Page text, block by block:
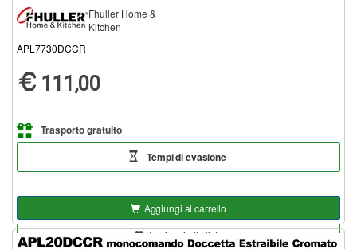
Fhuller Home &
Kitchen
APL7730DCCR
111,00
Trasporto gratuito
Tempi di evasione
Aggiungi al carrello
Aggiungi alla lista